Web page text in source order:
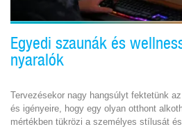
Egyedi szaunák és
nyaralók
Tervezésekor nagy hangsúlyt fektetünk
és igényeire, hogy egy olyan otthont
mértékben tükrözi a személyes stílusát